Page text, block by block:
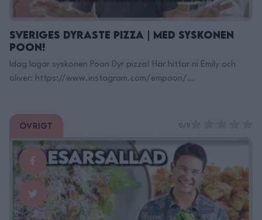
Sveriges Dyraste Pizza | Med Syskonen
Poon!
Idag lagar syskonen Poon Dyr pizza! Här hittar ni Emily och
oliver: https://www.instagram.com/empoon/
https://www.adlibris.com/se/bok/favoriter-… Här Finns Jag
Instagram: @filippoon https://www.instagram.com/filippoon/
För jobbkontakt: Filipp8n@gmail.com
______________________________ Recept:
______________________________ MIN KÖKSUTRUSTNING:
Kockkniv Denna rekomenderar jag!: https://adtr.co/YbViUB
Övrigt 0/5